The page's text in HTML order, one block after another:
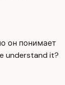
он понимает
understand it?